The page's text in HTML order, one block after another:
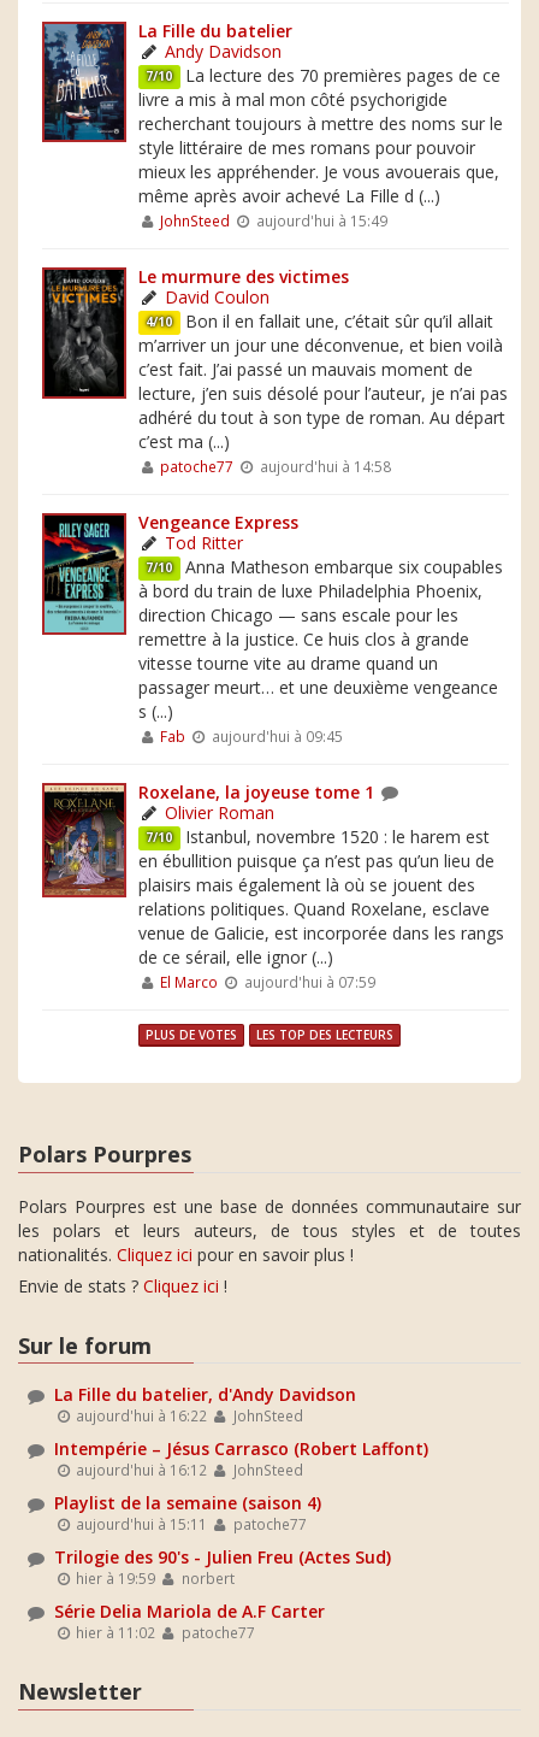
La Fille du batelier
Andy Davidson
7/10 La lecture des 70 premières pages de ce
livre a mis à mal mon côté psychorigide
recherchant toujours à mettre des noms sur le
style littéraire de mes romans pour pouvoir
mieux les appréhender. Je vous avouerais que,
même après avoir achevé La Fille d (...)
JohnSteed aujourd'hui à 15:49
Le murmure des victimes
David Coulon
4/10 Bon il en fallait une, c’était sûr qu’il allait
m’arriver un jour une déconvenue, et bien voilà
c’est fait. J’ai passé un mauvais moment de
lecture, j’en suis désolé pour l’auteur, je n’ai pas
adhéré du tout à son type de roman. Au départ
c’est ma (...)
patoche77 aujourd'hui à 14:58
Vengeance Express
Tod Ritter
7/10 Anna Matheson embarque six coupables
à bord du train de luxe Philadelphia Phoenix,
direction Chicago — sans escale pour les
remettre à la justice. Ce huis clos à grande
vitesse tourne vite au drame quand un
passager meurt… et une deuxième vengeance
s (...)
Fab aujourd'hui à 09:45
Roxelane, la joyeuse tome 1
Olivier Roman
7/10 Istanbul, novembre 1520 : le harem est
en ébullition puisque ça n’est pas qu’un lieu de
plaisirs mais également là où se jouent des
relations politiques. Quand Roxelane, esclave
venue de Galicie, est incorporée dans les rangs
de ce sérail, elle ignor (...)
El Marco aujourd'hui à 07:59
PLUS DE VOTES LES TOP DES LECTEURS
Polars Pourpres
Polars Pourpres est une base de données communautaire sur
les polars et leurs auteurs, de tous styles et de toutes
nationalités. Cliquez ici pour en savoir plus !
Envie de stats ? Cliquez ici !
Sur le forum
La Fille du batelier, d'Andy Davidson
aujourd'hui à 16:22 JohnSteed
Intempérie – Jésus Carrasco (Robert Laffont)
aujourd'hui à 16:12 JohnSteed
Playlist de la semaine (saison 4)
aujourd'hui à 15:11 patoche77
Trilogie des 90's - Julien Freu (Actes Sud)
hier à 19:59 norbert
Série Delia Mariola de A.F Carter
hier à 11:02 patoche77
Newsletter